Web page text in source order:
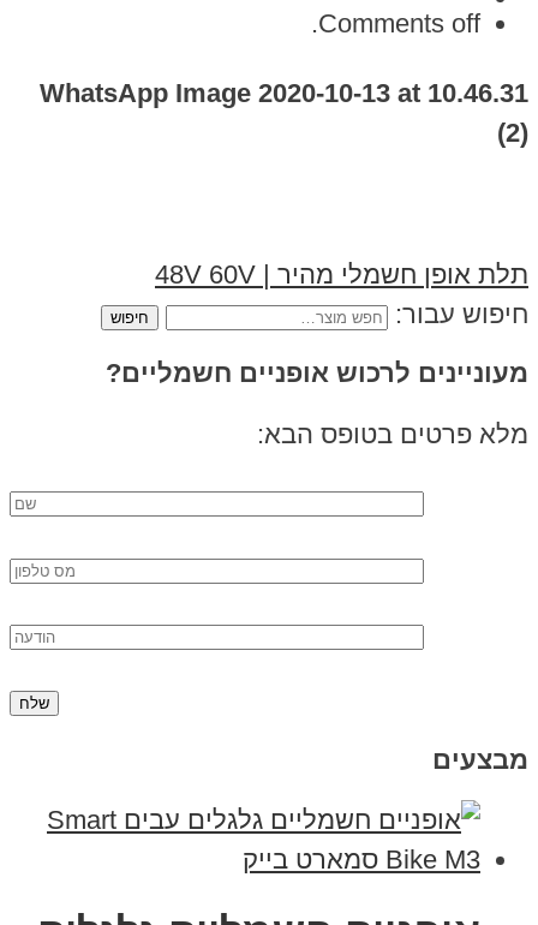
Comments off.
WhatsApp Image 2020-10-13 at 10.46.31
(2)
תלת אופן חשמלי מהיר | 48V 60V
חיפוש עבור:
מעוניינים לרכוש אופניים חשמליים?
מלא פרטים בטופס הבא:
מבצעים